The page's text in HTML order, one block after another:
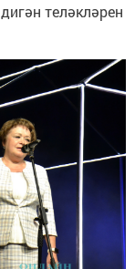
теләкләрен